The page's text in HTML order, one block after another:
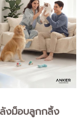
งม็อบลูกกลิ้ง